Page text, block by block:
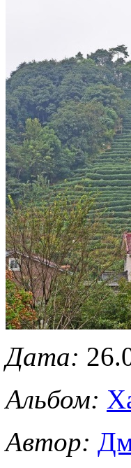
Дата:
Альбом:
Автор: